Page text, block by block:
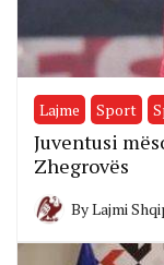
Lajme Sport
Juventusi
Zhegrovës
ByLajmi